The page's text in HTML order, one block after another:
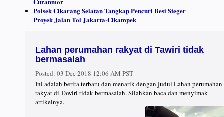
Curanmor
Polsek Cikarang Selatan Tangkap Pencuri Besi Steger
Proyek Jalan Tol Jakarta-Cikampek
Lahan perumahan rakyat di Tawiri tidak
bermasalah
Posted: 03 Dec 2018 12:06 AM PST
Ini adalah berita terbaru dan menarik dengan judul Lahan perumahan
rakyat di Tawiri tidak bermasalah. Silahkan baca dan menyimak
artikelnya.